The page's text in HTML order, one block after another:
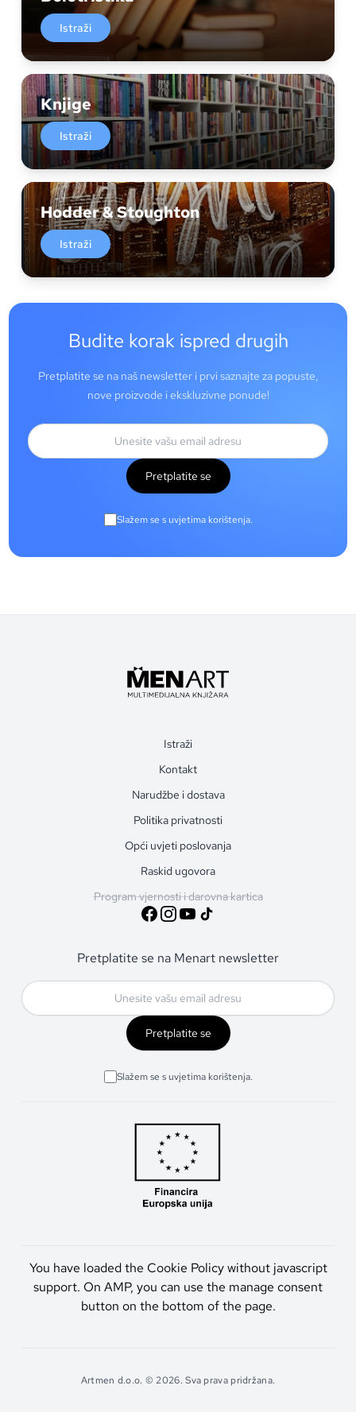
Istraži
Knjige
Istraži
Hodder & Stoughton
Istraži
Budite korak ispred drugih
Pretplatite se na naš newsletter i prvi saznajte za popuste,
nove proizvode i ekskluzivne ponude!
Pretplatite se
Slažem se s uvjetima korištenja.
Istraži
Kontakt
Narudžbe i dostava
Politika privatnosti
Opći uvjeti poslovanja
Raskid ugovora
Program vjernosti i darovna kartica
Pretplatite se na Menart newsletter
Pretplatite se
Slažem se s uvjetima korištenja.
You have loaded the Cookie Policy without javascript
support. On AMP, you can use the manage consent
button on the bottom of the page.
Artmen d.o.o. © 2026. Sva prava pridržana.